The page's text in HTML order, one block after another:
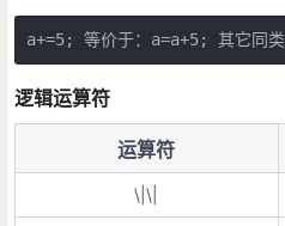
a+=5; 等价于：a=a+5; 其它同类
逻辑运算符
运算符
\|\|